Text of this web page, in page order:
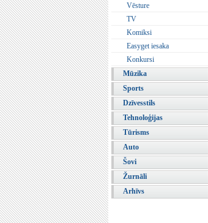
Vēsture
TV
Komiksi
Easyget iesaka
Konkursi
Mūzika
Sports
Dzīvesstils
Tehnoloģijas
Tūrisms
Auto
Šovi
Žurnāli
Arhīvs